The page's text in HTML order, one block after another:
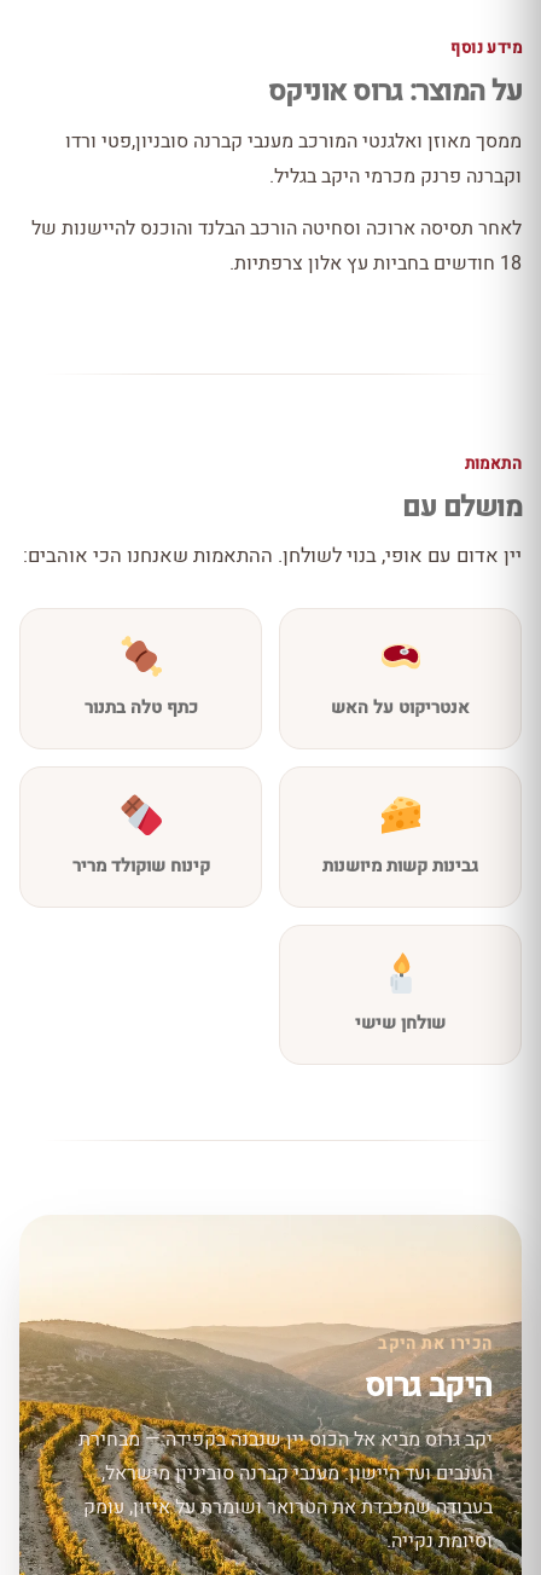
מידע נוסף
על המוצר: גרוס אוניקס
ממסך מאוזן ואלגנטי המורכב מענבי קברנה סובניון,פטי ורדו
וקברנה פרנק מכרמי היקב בגליל.
לאחר תסיסה ארוכה וסחיטה הורכב הבלנד והוכנס להיישנות של
18 חודשים בחביות עץ אלון צרפתיות.
התאמות
מושלם עם
יין אדום עם אופי, בנוי לשולחן. ההתאמות שאנחנו הכי אוהבים:
אנטריקוט על האש כתף טלה בתנור
גבינות קשות מיושנות קינוח שוקולד מריר
שולחן שישי
הכירו את היקב
היקב גרוס
יקב גרוס מביא אל הכוס יין שנבנה בקפידה — מבחירת
הענבים ועד היישון. מענבי קברנה סוביניון מישראל,
בעבודה שמכבדת את הטרואר ושומרת על איזון, עומק
וסיומת נקייה.